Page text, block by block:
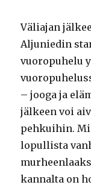
Väliajan
Aljuniedin
vuoropuhelu
– jooga ja
jälkeen voi
pehkuihin.
lopullista
kannalta on